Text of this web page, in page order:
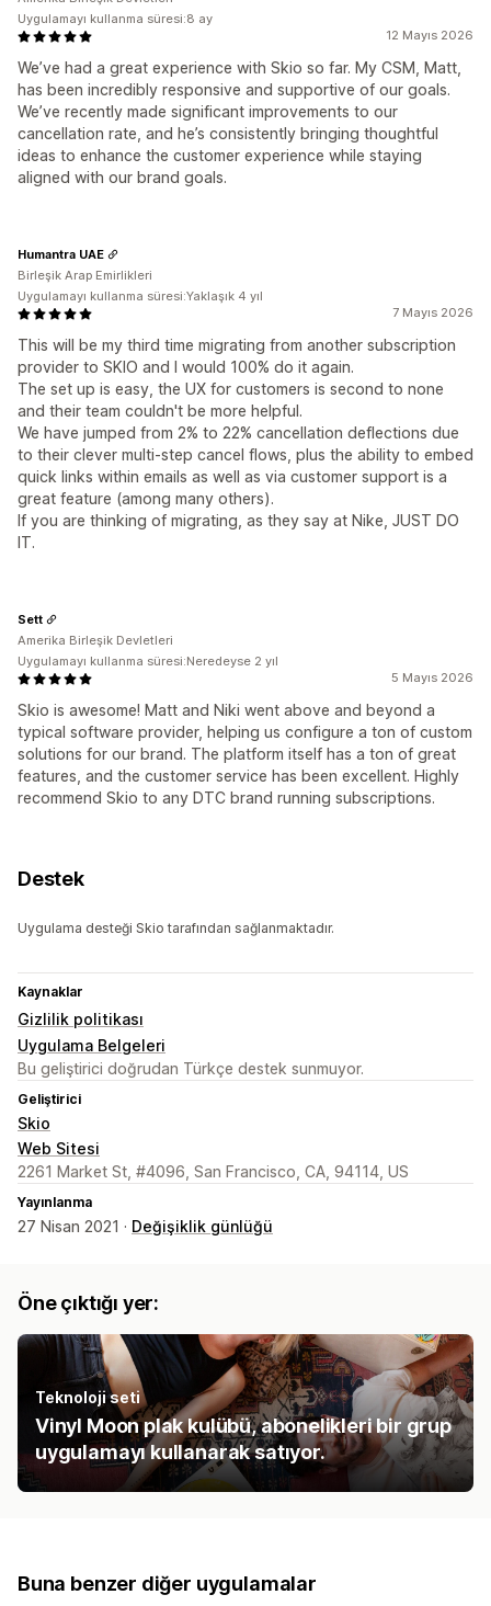
12 Mayıs 2026
We’ve had a great experience with Skio so far. My CSM, Matt,
has been incredibly responsive and supportive of our goals.
We’ve recently made significant improvements to our
cancellation rate, and he’s consistently bringing thoughtful
ideas to enhance the customer experience while staying
aligned with our brand goals.
Uygulamayı kullanma süresi:8 ay
7 Mayıs 2026
This will be my third time migrating from another subscription
provider to SKIO and I would 100% do it again.
The set up is easy, the UX for customers is second to none
and their team couldn't be more helpful.
We have jumped from 2% to 22% cancellation deflections due
to their clever multi-step cancel flows, plus the ability to embed
quick links within emails as well as via customer support is a
great feature (among many others).
If you are thinking of migrating, as they say at Nike, JUST DO
IT.
Humantra UAE
Birleşik Arap Emirlikleri
Uygulamayı kullanma süresi:Yaklaşık 4 yıl
5 Mayıs 2026
Skio is awesome! Matt and Niki went above and beyond a
typical software provider, helping us configure a ton of custom
solutions for our brand. The platform itself has a ton of great
features, and the customer service has been excellent. Highly
recommend Skio to any DTC brand running subscriptions.
Sett
Amerika Birleşik Devletleri
Uygulamayı kullanma süresi:Neredeyse 2 yıl
Destek
Uygulama desteği Skio tarafından sağlanmaktadır.
Kaynaklar
Gizlilik politikası
Uygulama Belgeleri
Bu geliştirici doğrudan Türkçe destek sunmuyor.
Geliştirici
Skio
Web Sitesi
2261 Market St, #4096, San Francisco, CA, 94114, US
Yayınlanma
27 Nisan 2021 · Değişiklik günlüğü
Öne çıktığı yer:
Teknoloji seti
Vinyl Moon plak kulübü, abonelikleri bir grup
uygulamayı kullanarak satıyor.
Buna benzer diğer uygulamalar